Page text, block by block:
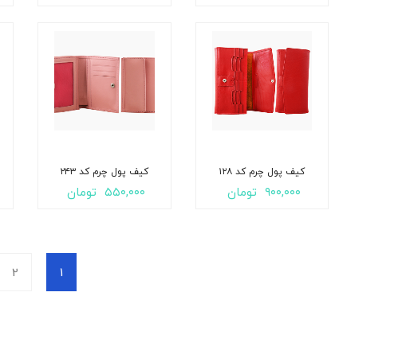
کیف پول چرم کد ۱۲۸
۹۰۰,۰۰۰ تومان
کیف پول چرم کد ۲۴۳
۵۵۰,۰۰۰ تومان
1
2